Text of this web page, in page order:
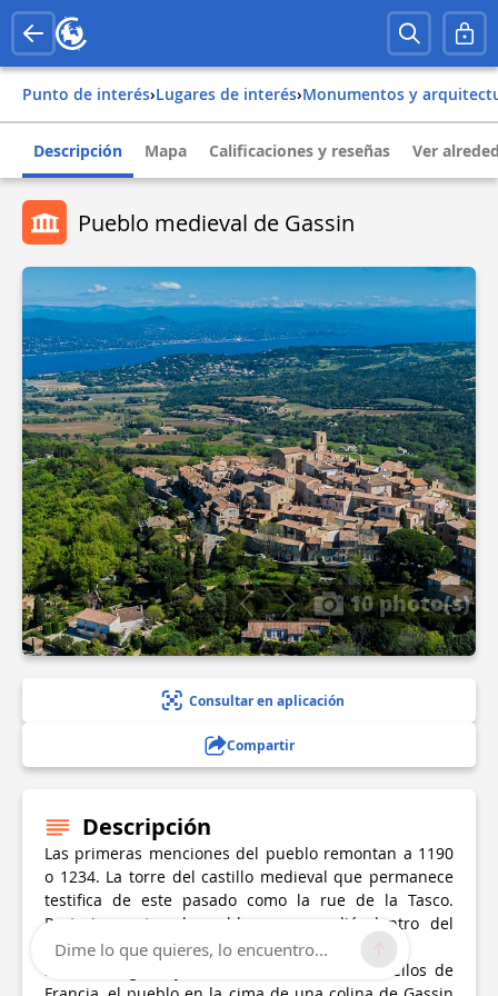
Punto de interés› Lugares de interés› Monumentos y
Descripción Mapa Calificaciones y reseñas Ver
Pueblo medieval de Gassin
10 photo(s)
Consultar en aplicación
Compartir
Descripción
Las primeras menciones del pueblo remontan a 1190
o 1234. La torre del castillo medieval que permanece
testifica de este pasado como la rue de la Tasco.
Posteriormente, el pueblo se expandió dentro del
patio del castillo y luego a los suburbios.
Sitio catalogado y clasificado Pueblos más bellos de
Dime lo que quieres, lo encuentro...